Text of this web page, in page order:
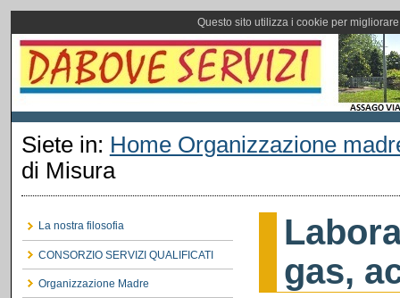
Questo sito utilizza i cookie per
Siete in: Home Organizzazione
di Misura
La nostra filosofia
CONSORZIO SERVIZI QUALIFICATI
Organizzazione Madre
gas,